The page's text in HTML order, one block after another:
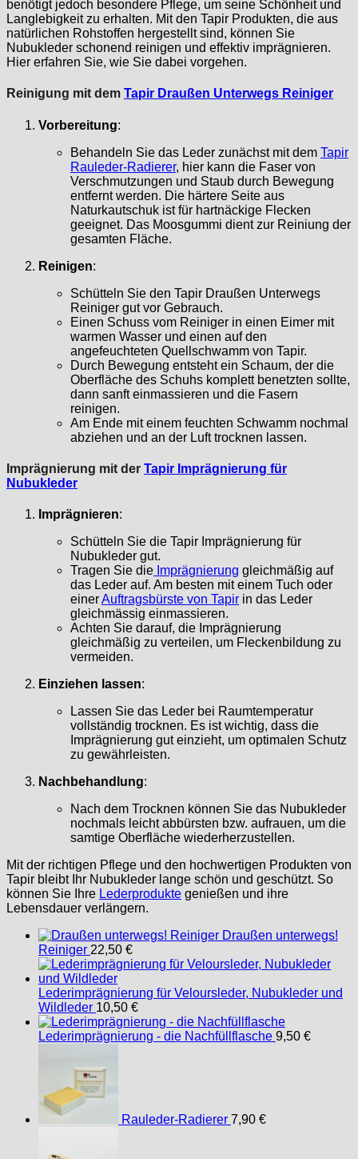
benötigt jedoch besondere Pflege, um seine Schönheit und
Langlebigkeit zu erhalten. Mit den Tapir Produkten, die aus
natürlichen Rohstoffen hergestellt sind, können Sie
Nubukleder schonend reinigen und effektiv imprägnieren.
Hier erfahren Sie, wie Sie dabei vorgehen.
Reinigung mit dem Tapir Draußen Unterwegs Reiniger
Vorbereitung:
Behandeln Sie das Leder zunächst mit dem Tapir
Rauleder-Radierer, hier kann die Faser von
Verschmutzungen und Staub durch Bewegung
entfernt werden. Die härtere Seite aus
Naturkautschuk ist für hartnäckige Flecken
geeignet. Das Moosgummi dient zur Reiniung der
gesamten Fläche.
Reinigen:
Schütteln Sie den Tapir Draußen Unterwegs
Reiniger gut vor Gebrauch.
Einen Schuss vom Reiniger in einen Eimer mit
warmen Wasser und einen auf den
angefeuchteten Quellschwamm von Tapir.
Durch Bewegung entsteht ein Schaum, der die
Oberfläche des Schuhs komplett benetzten sollte,
dann sanft einmassieren und die Fasern
reinigen.
Am Ende mit einem feuchten Schwamm nochmal
abziehen und an der Luft trocknen lassen.
Imprägnierung mit der Tapir Imprägnierung für
Nubukleder
Imprägnieren:
Schütteln Sie die Tapir Imprägnierung für
Nubukleder gut.
Tragen Sie die Imprägnierung gleichmäßig auf
das Leder auf. Am besten mit einem Tuch oder
einerAuftragsbürste von Tapir in das Leder
gleichmässig einmassieren.
Achten Sie darauf, die Imprägnierung
gleichmäßig zu verteilen, um Fleckenbildung zu
vermeiden.
Einziehen lassen:
Lassen Sie das Leder bei Raumtemperatur
vollständig trocknen. Es ist wichtig, dass die
Imprägnierung gut einzieht, um optimalen Schutz
zu gewährleisten.
Nachbehandlung:
Nach dem Trocknen können Sie das Nubukleder
nochmals leicht abbürsten bzw. aufrauen, um die
samtige Oberfläche wiederherzustellen.
Mit der richtigen Pflege und den hochwertigen Produkten von
Tapir bleibt Ihr Nubukleder lange schön und geschützt. So
können Sie Ihre Lederprodukte genießen und ihre
Lebensdauer verlängern.
Draußen unterwegs!
Reiniger 22,50 €
Lederimprägnierung für Veloursleder, Nubukleder und
Wildleder 10,50 €
Lederimprägnierung - die Nachfüllflasche 9,50 €
Rauleder-Radierer 7,90 €